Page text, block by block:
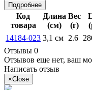
Подробнее
Код
товара
Длина
(см)
Вес
(г)
14184-023 3,1 см 2.6
Отзывы 0
Отзывов еще нет, ваш
Написать отзыв
×Close